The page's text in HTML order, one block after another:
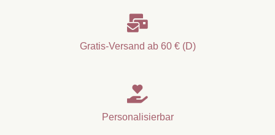

Gratis-Versand ab 60 € (D)

Personalisierbar